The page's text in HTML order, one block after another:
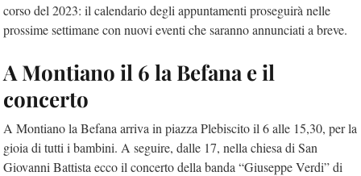
corso del 2023: il calendario degli appuntamenti proseguirà nelle
prossime settimane con nuovi eventi che saranno annunciati a breve.
A Montiano il 6 la Befana e il
concerto
A Montiano la Befana arriva in piazza Plebiscito il 6 alle 15,30, per la
gioia di tutti i bambini. A seguire, dalle 17, nella chiesa di San
Giovanni Battista ecco il concerto della banda “Giuseppe Verdi” di